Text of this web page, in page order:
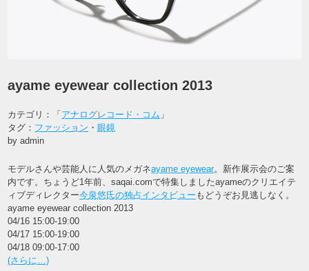
ayame eyewear collection 2013
カテゴリ：「 アナログレコード・コム 」
タグ： ファッション ・ 眼鏡
by admin
モデルさんや芸能人に人気のメガネayame eyewear。新作展示会のご案
内です。ちょうど1年前、saqai.comで特集しましたayameのクリエイテ
ィブディレクター今泉悠氏の独占インタビュー もどうぞお見逃しなく。
ayame eyewear collection 2013
04/16 15:00-19:00
04/17 15:00-19:00
04/18 09:00-17:00
(さらに…)